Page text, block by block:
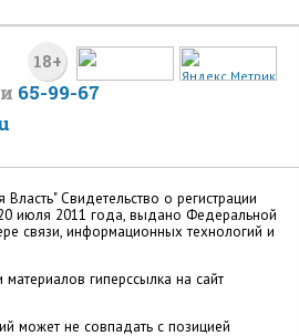
18+
и 65-99-67
Власть" Cвидетельство о регистрации
июля 2011 года, выдано Федеральной
связи, информационных технологий и
гиперссылка на сайт
может не совпадать с позицией